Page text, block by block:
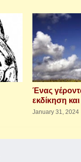
Ένας
εκδίκηση
January 31, 2024